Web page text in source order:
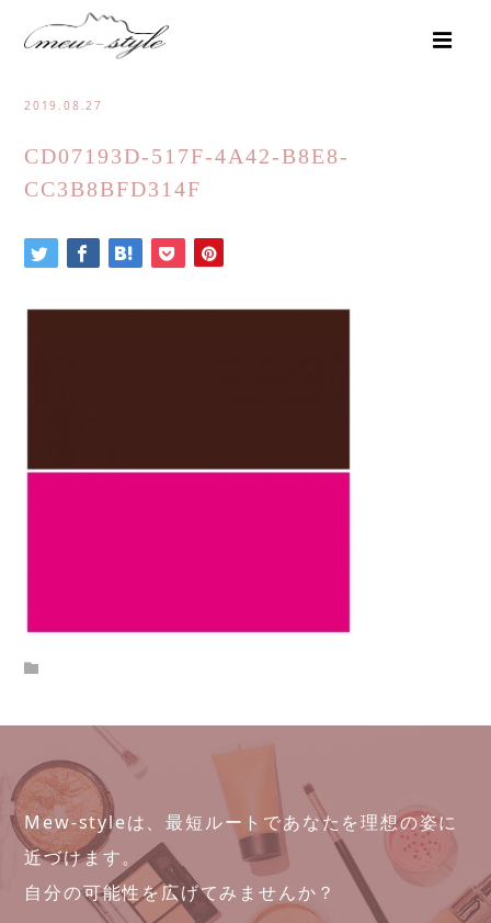
2019.08.27
CD07193D-517F-4A42-B8E8-
CC3B8BFD314F
Mew-styleは、最短ルートであなたを理想の姿に
近づけます。
自分の可能性を広げてみませんか？